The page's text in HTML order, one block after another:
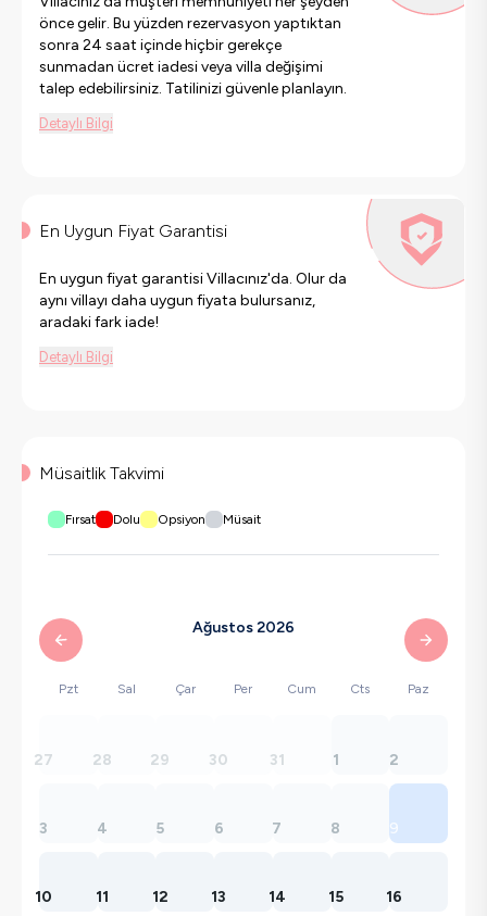
önce gelir. Bu yüzden rezervasyon yaptıktan
sonra 24 saat içinde hiçbir gerekçe
sunmadan ücret iadesi veya villa değişimi
talep edebilirsiniz. Tatilinizi güvenle planlayın.
Detaylı Bilgi
En Uygun Fiyat Garantisi
En uygun fiyat garantisi Villacınız'da. Olur da
aynı villayı daha uygun fiyata bulursanız,
aradaki fark iade!
Detaylı Bilgi
Müsaitlik Takvimi
Fırsat Dolu Opsiyon Müsait
Ağustos 2026
Pzt Sal Çar Per Cum Cts Paz
27 28 29 30 31 1 2
3 4 5 6 7 8 9
10 11 12 13 14 15 16